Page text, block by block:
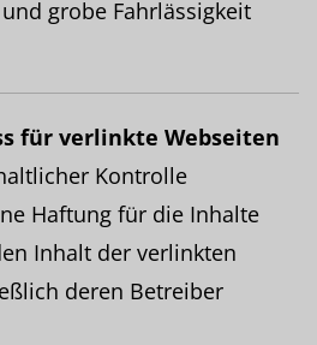
grobe Fahrlässigkeit
für verlinkte Webseiten
Kontrolle
Haftung für die Inhalte
Inhalt der verlinkten
deren Betreiber